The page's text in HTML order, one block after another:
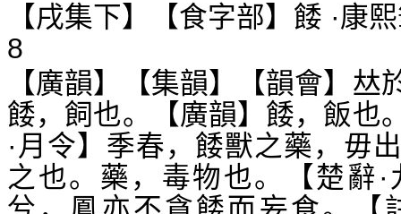
【戌集下】【食字部】餧 ·康
8
【廣韻】【集韻】【韻會】 𠀤
餧，飼也。【廣韻】餧，飯也
·月令】季春，餧獸之藥，毋
之也。藥，毒物也。【楚辭